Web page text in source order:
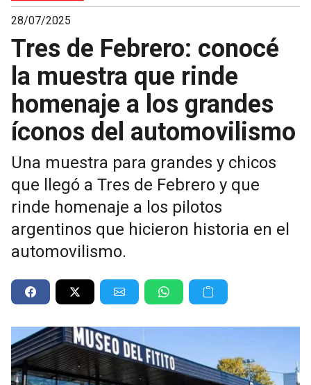
28/07/2025
Tres de Febrero: conocé
la muestra que rinde
homenaje a los grandes
íconos del automovilismo
Una muestra para grandes y chicos
que llegó a Tres de Febrero y que
rinde homenaje a los pilotos
argentinos que hicieron historia en el
automovilismo.